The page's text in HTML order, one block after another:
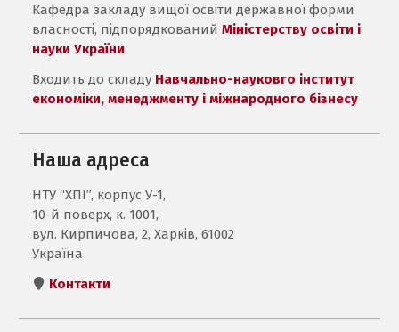
Кафедра закладу вищої освіти державної форми
власності, підпорядкованийМіністерству освіти і
науки України
Входить до складу Навчально-науковго інститут
економіки, менеджменту і міжнародного бізнесу
Наша адреса
НТУ “ХПІ”, корпус У-1,
10-й поверх, к. 1001,
вул. Кирпичова, 2, Харків, 61002
Україна
Контакти